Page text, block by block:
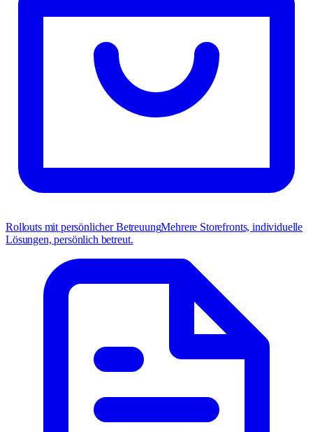
Rollouts mit persönlicher BetreuungMehrere Storefronts, individuelle
Lösungen, persönlich betreut.